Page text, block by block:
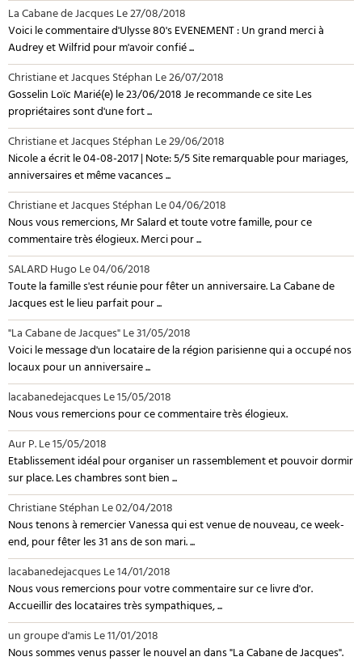
La Cabane de JacquesLe 27/08/2018
Voici le commentaire d'Ulysse 80's EVENEMENT : Un grand merci à
Audrey et Wilfrid pour m'avoir confié ...
Christiane et Jacques StéphanLe 26/07/2018
Gosselin Loïc Marié(e) le 23/06/2018 Je recommande ce site Les
propriétaires sont d'une fort ...
Christiane et Jacques StéphanLe 29/06/2018
Nicole a écrit le 04-08-2017 | Note: 5/5 Site remarquable pour mariages,
anniversaires et même vacances ...
Christiane et Jacques StéphanLe 04/06/2018
Nous vous remercions, Mr Salard et toute votre famille, pour ce
commentaire très élogieux. Merci pour ...
SALARD HugoLe 04/06/2018
Toute la famille s'est réunie pour fêter un anniversaire. La Cabane de
Jacques est le lieu parfait pour ...
"La Cabane de Jacques"Le 31/05/2018
Voici le message d'un locataire de la région parisienne qui a occupé nos
locaux pour un anniversaire ...
lacabanedejacquesLe 15/05/2018
Nous vous remercions pour ce commentaire très élogieux.
Aur P.Le 15/05/2018
Etablissement idéal pour organiser un rassemblement et pouvoir dormir
sur place. Les chambres sont bien ...
Christiane StéphanLe 02/04/2018
Nous tenons à remercier Vanessa qui est venue de nouveau, ce week-
end, pour fêter les 31 ans de son mari. ...
lacabanedejacquesLe 14/01/2018
Nous vous remercions pour votre commentaire sur ce livre d'or.
Accueillir des locataires très sympathiques, ...
un groupe d'amisLe 11/01/2018
Nous sommes venus passer le nouvel an dans "La Cabane de Jacques".